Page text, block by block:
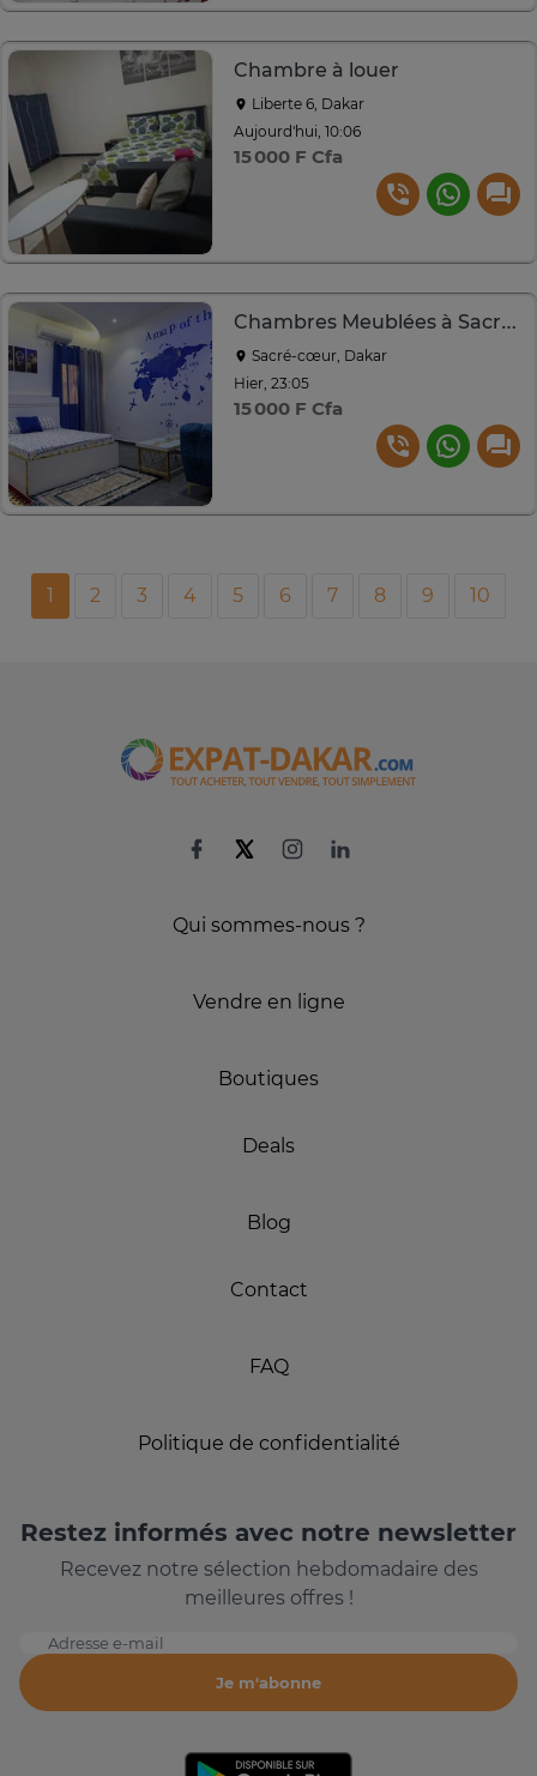
Chambre à louer
Liberte 6, Dakar
Aujourd'hui, 10:06
15 000 F Cfa
Chambres Meublées à Sacré-Coeur
Sacré-cœur, Dakar
Hier, 23:05
15 000 F Cfa
1 2 3 4 5 6 7 8 9 10
Qui sommes-nous ?
Vendre en ligne
Boutiques
Deals
Blog
Contact
FAQ
Politique de confidentialité
Restez informés avec notre newsletter
Recevez notre sélection hebdomadaire des
meilleures offres !
Adresse e-mail
Je m'abonne